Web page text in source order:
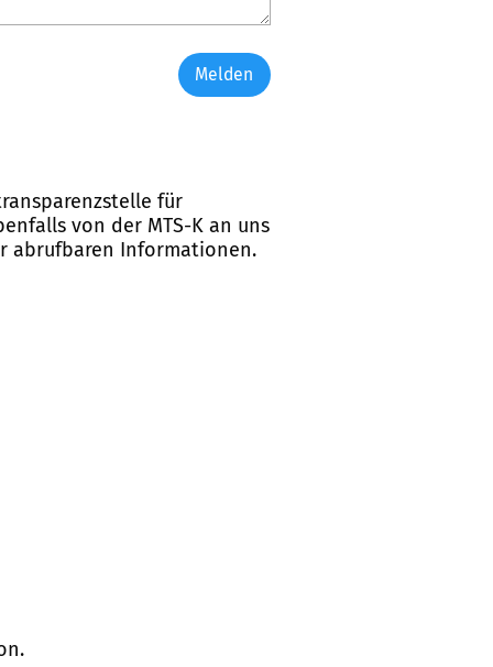
Melden
für
von der MTS-K an uns
abrufbaren Informationen.